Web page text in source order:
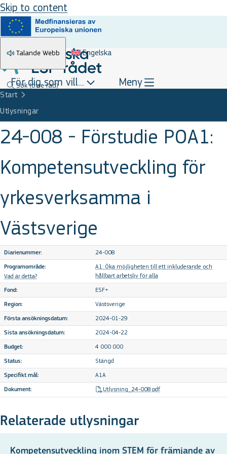
Skip to content
Talande Webb Engelska
Sök(övre rad)
För dig som vill... Meny
Start
Utlysningar
24-008 - Förstudie POA1:
Kompetensutveckling för
yrkesverksamma i
Västsverige
Diarienummer: 24-008
Programområde:
Vad är detta?
A1: Öka möjligheten till ett inkluderande och
hållbart arbetsliv för alla
Fond: ESF+
Region: Västsverige
Första ansökningsdatum: 2024-01-29
Sista ansökningsdatum: 2024-04-22
Budget: 4 000 000
Status: Stängd
Specifikt mål: A1A
Dokument: Utlysning_24-008.pdf
Relaterade utlysningar
Kompetensutveckling inom STEM för främjande av